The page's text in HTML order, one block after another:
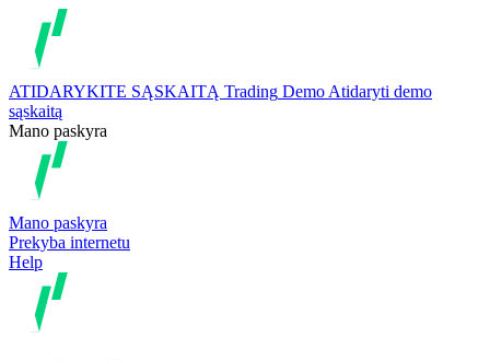
ATIDARYKITE SĄSKAITĄ Trading Demo Atidaryti demo
sąskaitą
Mano paskyra
Mano paskyra
Prekyba internetu
Help